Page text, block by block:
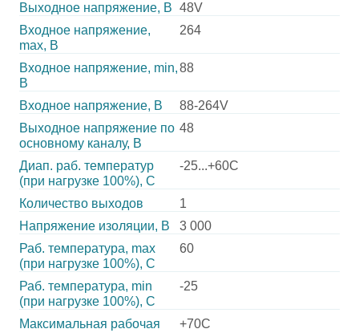
Выходное напряжение, В 48V
Входное напряжение,
max, В
264
Входное напряжение, min,
В
88
Входное напряжение, В
88-264V
Выходное напряжение по
основному каналу, В
48
Диап. раб. температур
(при нагрузке 100%), C
-25...+60C
Количество выходов
1
Напряжение изоляции, В
3 000
Раб. температура, max
(при нагрузке 100%), C
60
Раб. температура, min
(при нагрузке 100%), C
-25
Максимальная рабочая
+70C